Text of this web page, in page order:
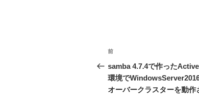
投
稿
ナ
前
の
投
稿
前
samba 4.7.4で作った
環境で
オーバークラスターを動作